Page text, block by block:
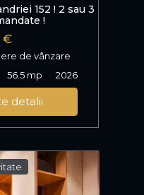
152 ! 2 sau 3
!
€
de vânzare
56.5 mp 2026
detalii